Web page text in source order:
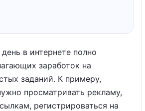
в интернете полно
заработок на
заданий. К примеру,
просматривать рекламу,
регистрироваться на